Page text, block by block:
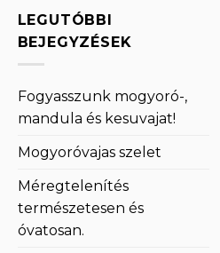
LEGUTÓBBI
BEJEGYZÉSEK
Fogyasszunk mogyoró-,
mandula és kesuvajat!
Mogyoróvajas szelet
Méregtelenítés
természetesen és
óvatosan.